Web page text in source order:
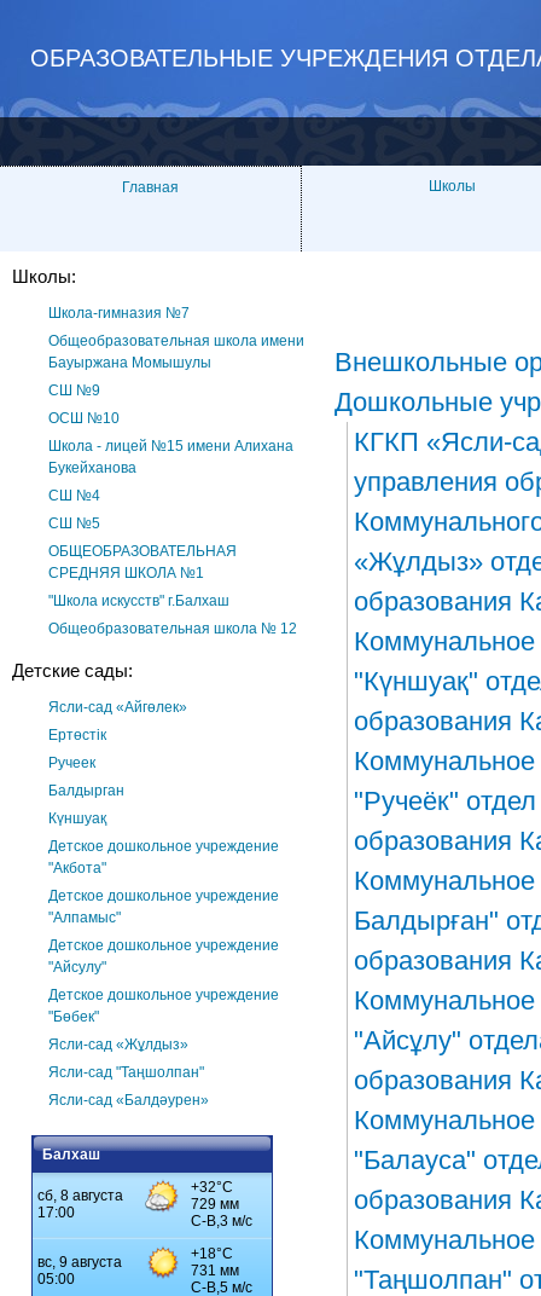
ОБРАЗОВАТЕЛЬНЫЕ УЧРЕЖДЕНИЯ
Главная Школы
Школы:
Школа-гимназия №7
Общеобразовательная школа имени
Бауыржана Момышулы
СШ №9
ОСШ №10
Школа - лицей №15 имени Алихана
Букейханова
СШ №4
СШ №5
ОБЩЕОБРАЗОВАТЕЛЬНАЯ
СРЕДНЯЯ ШКОЛА №1
"Школа искусств" г.Балхаш
Общеобразовательная школа № 12
Детские сады:
Ясли-сад «Айгөлек»
Ертөстік
Ручеек
Балдырган
Күншуақ
Детское дошкольное учреждение
"Акбота"
Детское дошкольное учреждение
"Алпамыс"
Детское дошкольное учреждение
"Айсулу"
Детское дошкольное учреждение
"Бөбек"
Ясли-сад «Жұлдыз»
Ясли-сад "Таңшолпан"
Ясли-сад «Балдәурен»
Балхаш
Внешкольные
Дошкольные
КГКП «Ясли-
управления
«Жұлдыз»
образования
Коммунальное
"Күншуақ"
образования
Коммунальное
"Ручеёк"
образования
Коммунальное
Балдырған"
образования
Коммунальное
"Айсұлу"
образования
Коммунальное
"Балауса"
образования
Коммунальное
"Таңшолпан"